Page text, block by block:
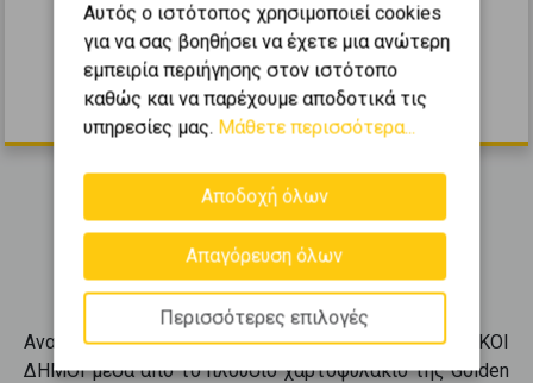
0
-1 (1ο Υπόγειο) 1 13m
2015
16.000 €
Εμφανίζονται1-3από3.
ΑνακαλύψτεπάρκινγκσεΘΕΣΣΑΛΟΝΙΚΗ - ΠΕΡΙΦ/ΚΟΙ
ΔΗΜΟΙμέσα από το πλούσιο χαρτοφυλάκιο της Golden
Αυτός ο ιστότοπος χρησιμοποιεί cookies
για να σας βοηθήσει να έχετε μια ανώτερη
εμπειρία περιήγησης στον ιστότοπο
καθώς και να παρέχουμε αποδοτικά τις
υπηρεσίες μας. Μάθετε περισσότερα...
Αποδοχή όλων
Απαγόρευση όλων
Περισσότερες επιλογές